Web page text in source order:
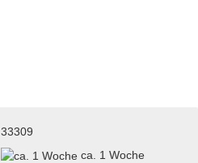
33309
ca. 1 Woche